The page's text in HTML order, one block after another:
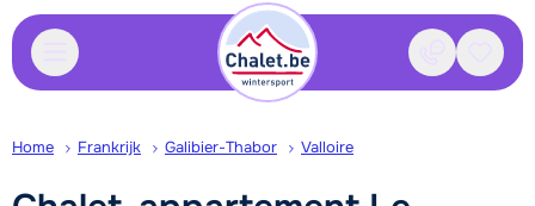
Contact
Home Frankrijk Galibier-Thabor Valloire